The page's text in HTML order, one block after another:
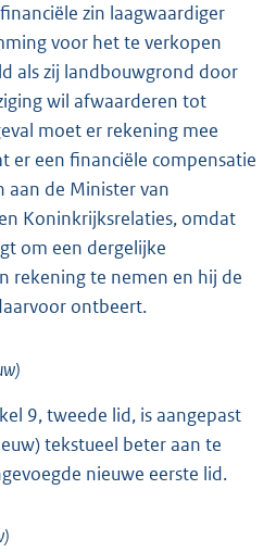
zin laagwaardiger
voor het te verkopen
als zij landbouwgrond door
wil afwaarderen tot
moet er rekening mee
er een financiële compensatie
de Minister van
Koninkrijksrelaties, omdat
om een dergelijke
rekening te nemen en hij de
ontbeert.
9, tweede lid, is aangepast
tekstueel beter aan te
nieuwe eerste lid.